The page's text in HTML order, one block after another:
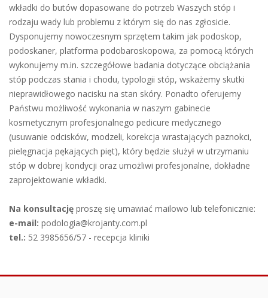
wkładki do butów dopasowane do potrzeb Waszych stóp i
rodzaju wady lub problemu z którym się do nas zgłosicie.
Dysponujemy nowoczesnym sprzętem takim jak podoskop,
podoskaner, platforma podobaroskopowa, za pomocą których
wykonujemy m.in. szczegółowe badania dotyczące obciążania
stóp podczas stania i chodu, typologii stóp, wskażemy skutki
nieprawidłowego nacisku na stan skóry. Ponadto oferujemy
Państwu możliwość wykonania w naszym gabinecie
kosmetycznym profesjonalnego pedicure medycznego
(usuwanie odcisków, modzeli, korekcja wrastających paznokci,
pielęgnacja pękających pięt), który będzie służył w utrzymaniu
stóp w dobrej kondycji oraz umożliwi profesjonalne, dokładne
zaprojektowanie wkładki.
Na konsultację proszę się umawiać mailowo lub telefonicznie:
e-mail: podologia@krojanty.com.pl
tel.: 52 3985656/57 - recepcja kliniki